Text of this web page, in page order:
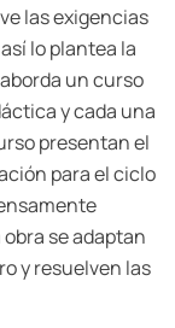
las exigencias
lo plantea la
un curso
y cada una
presentan el
para el ciclo
se adaptan
y resuelven las